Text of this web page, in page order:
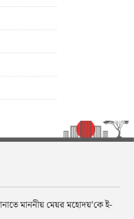
মাননীয় মেয়র মহোদয়’কে ই-